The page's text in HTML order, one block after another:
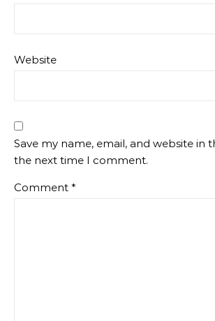
Website
Save my name, email, and website in
the next time I comment.
Comment *